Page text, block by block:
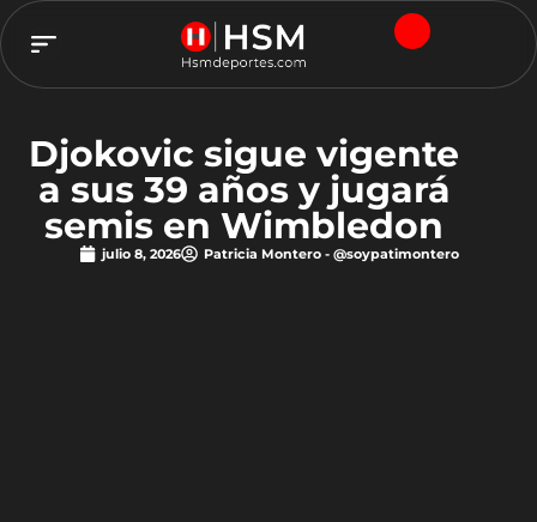
Djokovic sigue vigente
a sus 39 años y jugará
semis en Wimbledon
julio 8, 2026 Patricia Montero - @soypatimontero